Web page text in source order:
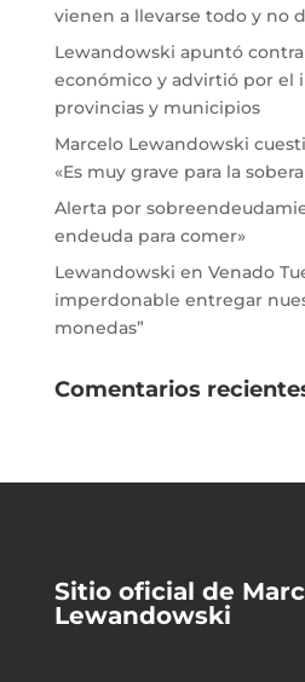
vienen a llevarse todo y no
Lewandowski apuntó
económico y advirtió por el
provincias y municipios
Marcelo Lewandowski
«Es muy grave para la
Alerta por
endeuda para comer»
Lewandowski en Venado
imperdonable entregar
monedas”
Comentarios
Sitio oficial de
Lewandowski